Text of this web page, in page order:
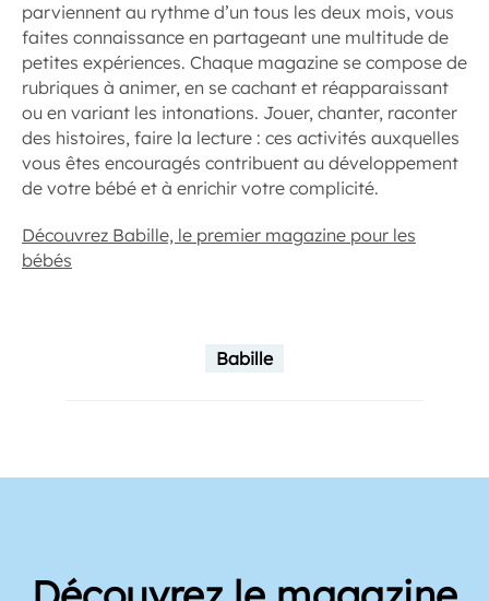
parviennent au rythme d’un tous les deux mois, vous
faites connaissance en partageant une multitude de
petites expériences. Chaque magazine se compose de
rubriques à animer, en se cachant et réapparaissant
ou en variant les intonations. Jouer, chanter, raconter
des histoires, faire la lecture : ces activités auxquelles
vous êtes encouragés contribuent au développement
de votre bébé et à enrichir votre complicité.
Découvrez Babille, le premier magazine pour les
bébés
Babille